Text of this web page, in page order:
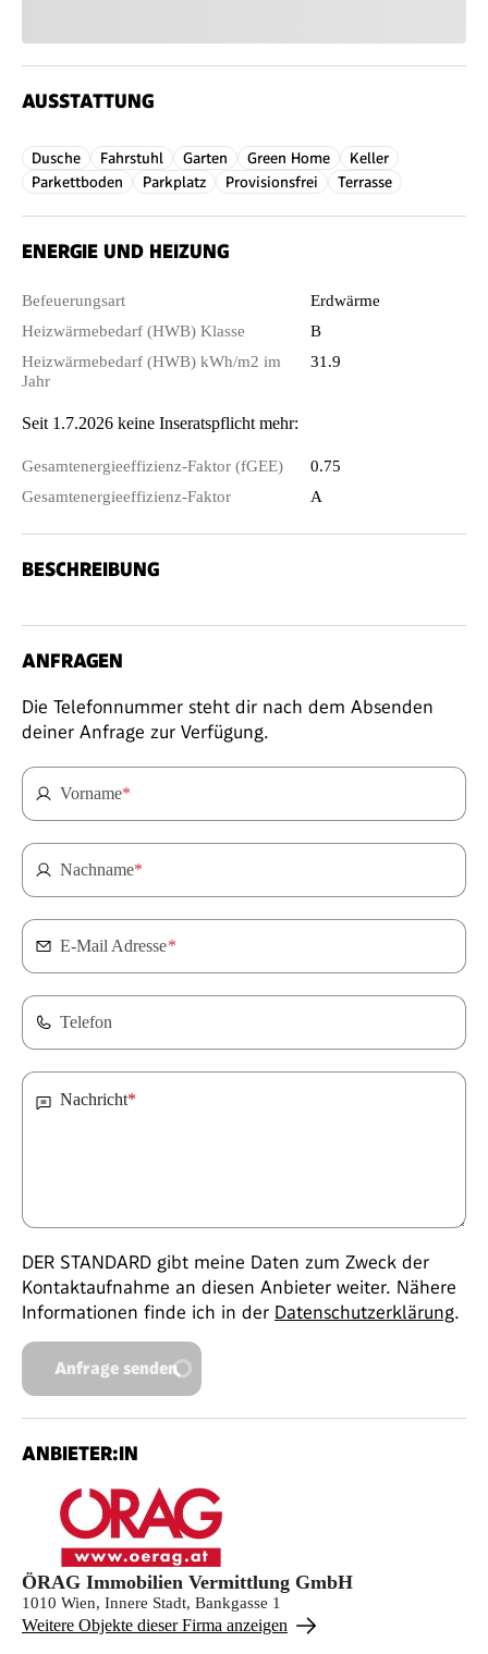
AUSSTATTUNG
Dusche Fahrstuhl Garten Green Home
Keller
Parkettboden
Parkplatz Provisionsfrei Terrasse
ENERGIE UND HEIZUNG
Befeuerungsart
Erdwärme
Heizwärmebedarf (HWB) Klasse
B
Heizwärmebedarf (HWB) kWh/m2 im
Jahr
31.9
Seit 1.7.2026 keine Inseratspflicht mehr:
Gesamtenergieeffizienz-Faktor (fGEE)
0.75
Gesamtenergieeffizienz-Faktor
A
BESCHREIBUNG
ANFRAGEN
Die Telefonnummer steht dir nach dem Absenden
deiner Anfrage zur Verfügung.
Vorname*
Nachname*
E-Mail Adresse*
Telefon
Nachricht*
DER STANDARD gibt meine Daten zum Zweck der
Kontaktaufnahme an diesen Anbieter weiter. Nähere
Informationen finde ich in der Datenschutzerklärung.
Anfrage senden
ANBIETER:IN
ÖRAG Immobilien Vermittlung GmbH
1010 Wien, Innere Stadt, Bankgasse 1
Weitere Objekte dieser Firma anzeigen